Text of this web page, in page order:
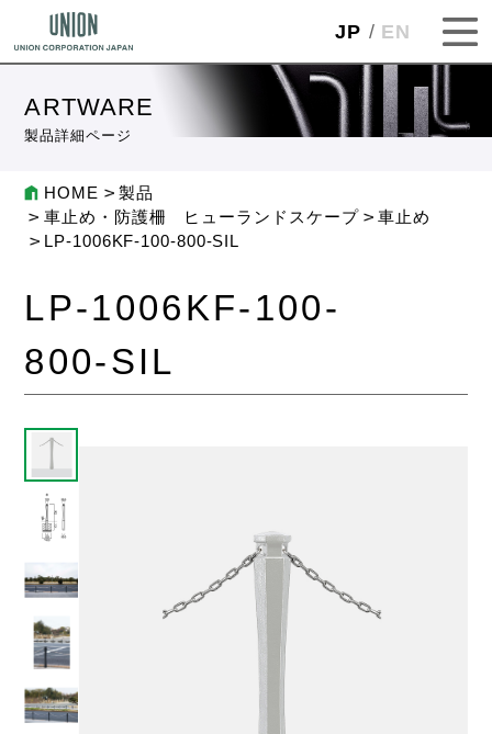
JP EN
ARTWARE
製品詳細ページ
HOME
製品
車止め・防護柵 ヒューランドスケープ
車止め
LP-1006KF-100-800-SIL
LP-1006KF-100-
800-SIL